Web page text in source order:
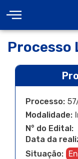
Processo:
Modalidade:
N° do Edital:
Data da
Situação: